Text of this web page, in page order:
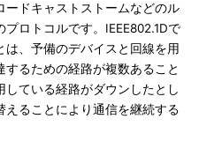
ドキャストストームなどのル
ロトコルです。IEEE802.1Dで
、予備のデバイスと回線を用
るための経路が複数あること
ている経路がダウンしたとし
ることにより通信を継続する